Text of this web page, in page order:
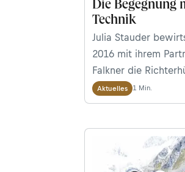
Die Begegnung
Technik
Julia Stauder
2016 mit ihrem
Falkner die
Zillertaler Alpen. In
Blog-Beitrag
Leben. Ein Leben
Metern.
Aktuelles 1 Min.